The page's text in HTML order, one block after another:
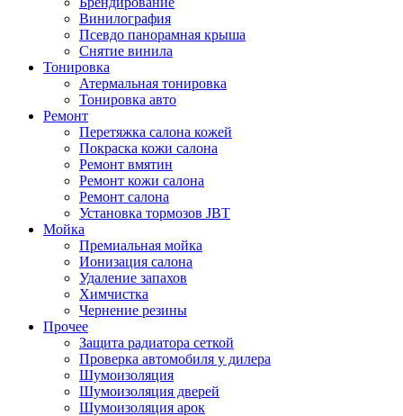
Винилография
Псевдо панорамная крыша
Снятие винила
Тонировка
Атермальная тонировка
Тонировка авто
Ремонт
Перетяжка салона кожей
Покраска кожи салона
Ремонт вмятин
Ремонт кожи салона
Ремонт салона
Установка тормозов JBT
Мойка
Премиальная мойка
Ионизация салона
Удаление запахов
Химчистка
Чернение резины
Прочее
Защита радиатора сеткой
Проверка автомобиля у дилера
Шумоизоляция
Шумоизоляция дверей
Шумоизоляция арок